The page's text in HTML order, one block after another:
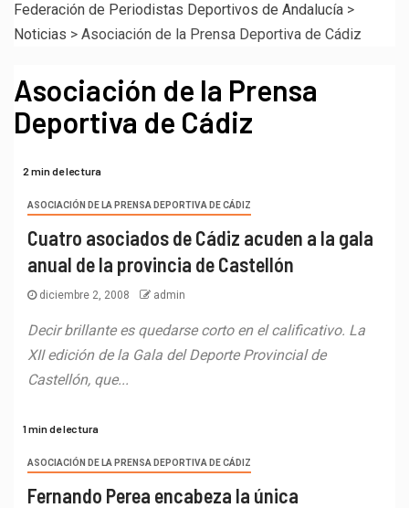
Federación de Periodistas Deportivos de Andalucía >
Noticias > Asociación de la Prensa Deportiva de Cádiz
Asociación de la Prensa
Deportiva de Cádiz
2 min de lectura
ASOCIACIÓN DE LA PRENSA DEPORTIVA DE CÁDIZ
Cuatro asociados de Cádiz acuden a la gala
anual de la provincia de Castellón
diciembre 2, 2008 admin
Decir brillante es quedarse corto en el calificativo. La
XII edición de la Gala del Deporte Provincial de
Castellón, que...
1 min de lectura
ASOCIACIÓN DE LA PRENSA DEPORTIVA DE CÁDIZ
Fernando Perea encabeza la única